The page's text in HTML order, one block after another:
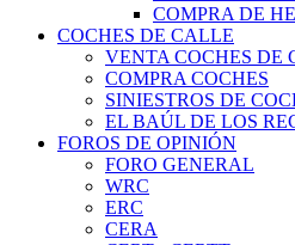
COMPRA DE
COCHES DE CALLE
VENTA COCHES DE
COMPRA COCHES
SINIESTROS DE
EL BAÚL DE LOS
FOROS DE OPINIÓN
FORO GENERAL
WRC
ERC
CERA